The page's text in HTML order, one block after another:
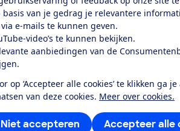
basis van je gedrag je relevantere
e-mails te kunnen geven.
video’s te kunnen bekijken.
aanbiedingen van de
op ‘Accepteer alle cookies’ te klikken ga
van deze cookies. Meer over cookies.
Accepteer alle
Niet accepteren
Word lid
Al lid? Log in